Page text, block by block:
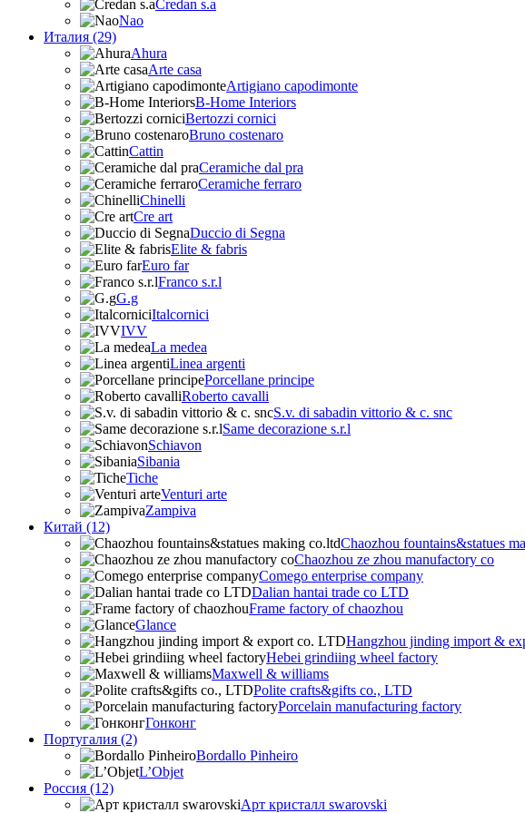
Credan s.a
Nao
Италия (29)
Ahura
Arte casa
Artigiano capodimonte
B-Home Interiors
Bertozzi cornici
Bruno costenaro
Cattin
Ceramiche dal pra
Ceramiche ferraro
Chinelli
Cre art
Duccio di Segna
Elite & fabris
Euro far
Franco s.r.l
G.g
Italcornici
IVV
La medea
Linea argenti
Porcellane principe
Roberto cavalli
S.v. di sabadin vittorio & c. snc
Same decorazione s.r.l
Schiavon
Sibania
Tiche
Venturi arte
Zampiva
Китай (12)
Chaozhou fountains&statues
Chaozhou ze zhou manufactory co
Comego enterprise company
Dalian hantai trade co LTD
Frame factory of chaozhou
Glance
Hangzhou jinding import &
Hebei grindiing wheel factory
Maxwell & williams
Polite crafts&gifts co., LTD
Porcelain manufacturing factory
Гонконг
Португалия (2)
Bordallo Pinheiro
L’Objet
Россия (12)
Арт кристалл swarovski